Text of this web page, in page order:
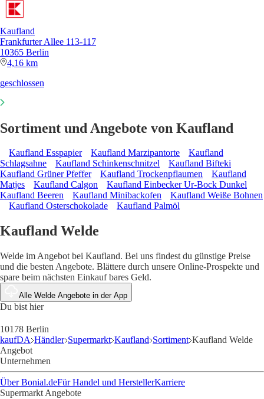
Kaufland
Frankfurter Allee 113-117
10365 Berlin
4,16 km
geschlossen
Sortiment und Angebote von Kaufland
Kaufland Esspapier Kaufland Marzipantorte
Kaufland
Schlagsahne
Kaufland Schinkenschnitzel
Kaufland Bifteki
Kaufland Grüner Pfeffer
Kaufland Trockenpflaumen
Kaufland
Matjes
Kaufland Calgon
Kaufland Einbecker Ur-Bock Dunkel
Kaufland Beeren
Kaufland Minibackofen
Kaufland Weiße Bohnen
Kaufland Osterschokolade
Kaufland Palmöl
Kaufland Welde
Welde im Angebot bei Kaufland. Bei uns findest du günstige Preise
und die besten Angebote. Blättere durch unsere Online-Prospekte und
spare beim nächsten Einkauf bares Geld.
Alle Welde Angebote in der App
Du bist hier
10178 Berlin
kaufDA Händler Supermarkt Kaufland Sortiment Kaufland Welde
Angebot
Unternehmen
Über Bonial.deFür Handel und HerstellerKarriere
Supermarkt Angebote